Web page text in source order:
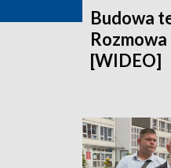
Budowa
[WIDEO]